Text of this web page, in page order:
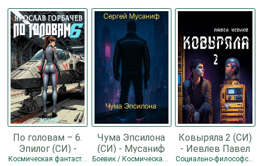
По головам – 6.
Эпилог (СИ) -
Георгиевич
Космическая фантастика / Боевая фантастика / Киберпанк / Эпическая фантастика
Чума Эпсилона
(СИ) - Мусаниф
Сергей
Боевик / Космическая фантастика / Киберпанк
Ковыряла 2 (СИ)
- Иевлев Павел
Сергеевич
Социально-философская фантастика / Киберпанк